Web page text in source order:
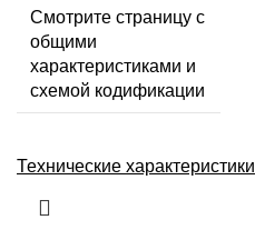
Смотрите страницу с
общими
характеристиками и
схемой кодификации
Технические характеристики